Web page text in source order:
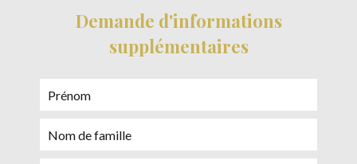
Demande d'informations
supplémentaires